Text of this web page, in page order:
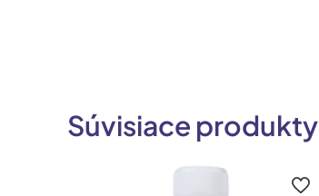
Súvisiace produkty